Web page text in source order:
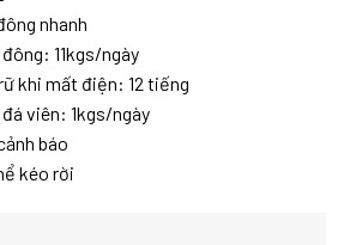
nhanh
11kgs/ngày
khi mất điện: 12 tiếng
viên: 1kgs/ngày
báo
kéo rời